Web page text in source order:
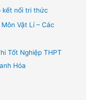
kết nối tri thức
Vật Lí – Các
Tốt Nghiệp THPT
Hóa